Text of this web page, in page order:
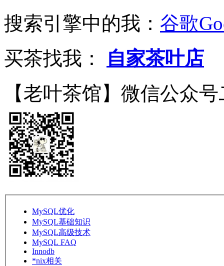
搜索引擎中的我： 谷歌
买茶找我：
自家茶叶店
【老叶茶馆】微信公众
MySQL优化
MySQL基础知识
MySQL高级技术
MySQL FAQ
Innodb
*nix相关